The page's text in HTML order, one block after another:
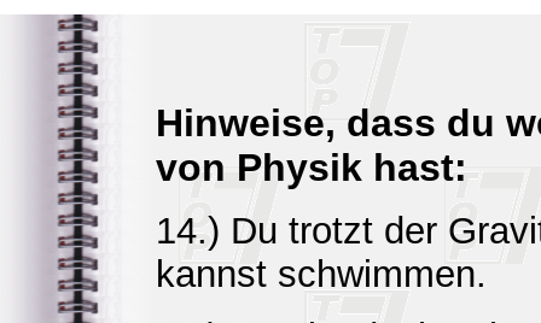
Hinweise, dass du
von Physik hast:
14.) Du trotzt der
kannst schwimmen.